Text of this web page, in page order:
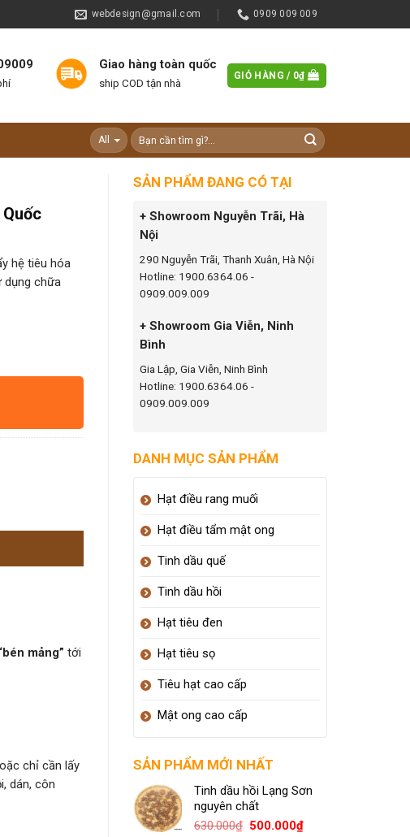
webdesign@gmail.com 0909 009 009
Giao hàng toàn quốc
ship COD tận nhà
GIỎ HÀNG / 0₫
hệ tiêu hóa
dụng chữa
mảng” tới
chỉ cần lấy
dán, côn
SẢN PHẨM ĐANG CÓ TẠI
+ Showroom Nguyễn Trãi, Hà
Nội
290 Nguyễn Trãi, Thanh Xuân, Hà Nội
Hotline: 1900.6364.06 -
0909.009.009
+ Showroom Gia Viễn, Ninh
Bình
Gia Lập, Gia Viễn, Ninh Bình
Hotline: 1900.6364.06 -
0909.009.009
DANH MỤC SẢN PHẨM
Hạt điều rang muối
Hạt điều tẩm mật ong
Tinh dầu quế
Tinh dầu hồi
Hạt tiêu đen
Hạt tiêu sọ
Tiêu hạt cao cấp
Mật ong cao cấp
SẢN PHẨM MỚI NHẤT
Tinh dầu hồi Lạng Sơn
nguyên chất
630.000₫ 500.000₫